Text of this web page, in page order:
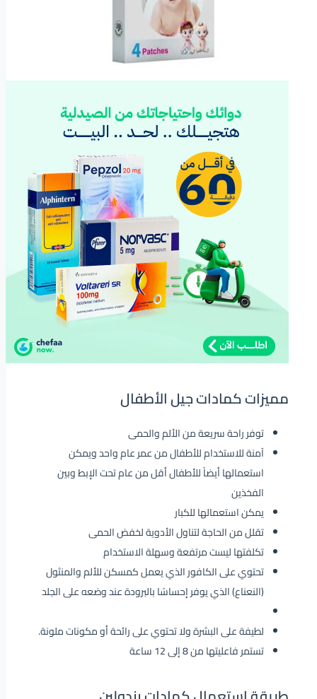
مميزات كمادات جيل الأطفال
توفر راحة سريعة من الألم والحمى
آمنة للاستخدام للأطفال من عمر عام واحد ويمكن
استعمالها أيضاً للأطفال أقل من عام تحت الإبط وبين
الفخذين
يمكن استعمالها للكبار
تقلل من الحاجة لتناول الأدوية لخفض الحمى
تكلفتها ليست مرتفعة وسهلة الاستخدام
تحتوي على الكافور الذي يعمل كمسكن للألم والمنثول
(النعناع) الذي يوفر إحساسًا بالبرودة عند وضعه على الجلد
لطيفة على البشرة ولا تحتوي على رائحة أو مكونات ملونة.
تستمر فاعليتها من 8 إلى 12 ساعة